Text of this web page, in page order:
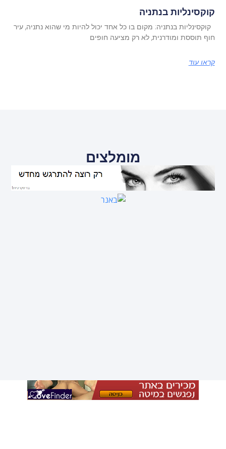
קוקסינליות בנתניה
קוקסינליות בנתניה: מקום בו כל אחד יכול להיות מי שהוא נתניה, עיר
חוף תוססת ומודרנית, לא רק מציעה חופים
קראו עוד
מומלצים